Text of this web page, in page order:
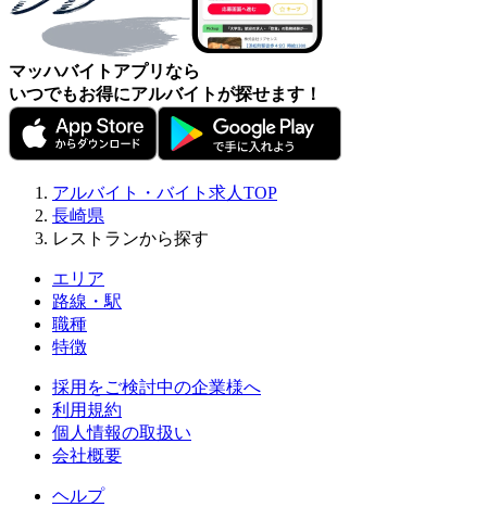
マッハバイトアプリなら
いつでもお得にアルバイトが探せます！
アルバイト・バイト求人TOP
長崎県
レストランから探す
エリア
路線・駅
職種
特徴
採用をご検討中の企業様へ
利用規約
個人情報の取扱い
会社概要
ヘルプ